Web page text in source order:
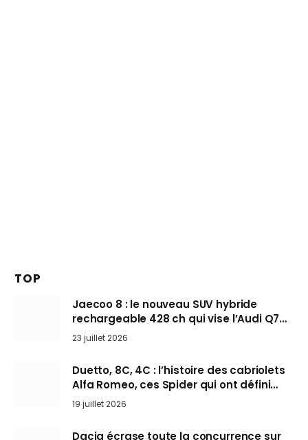
TOP
Jaecoo 8 : le nouveau SUV hybride
rechargeable 428 ch qui vise l’Audi Q7
arrive en Europe cet automne
23 juillet 2026
Duetto, 8C, 4C : l’histoire des cabriolets
Alfa Romeo, ces Spider qui ont défini
l’art de rouler cheveux au vent
19 juillet 2026
Dacia écrase toute la concurrence sur